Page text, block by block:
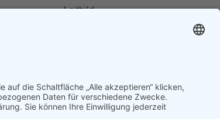
Leitbild
Ausgezeichnet
Datenschutz